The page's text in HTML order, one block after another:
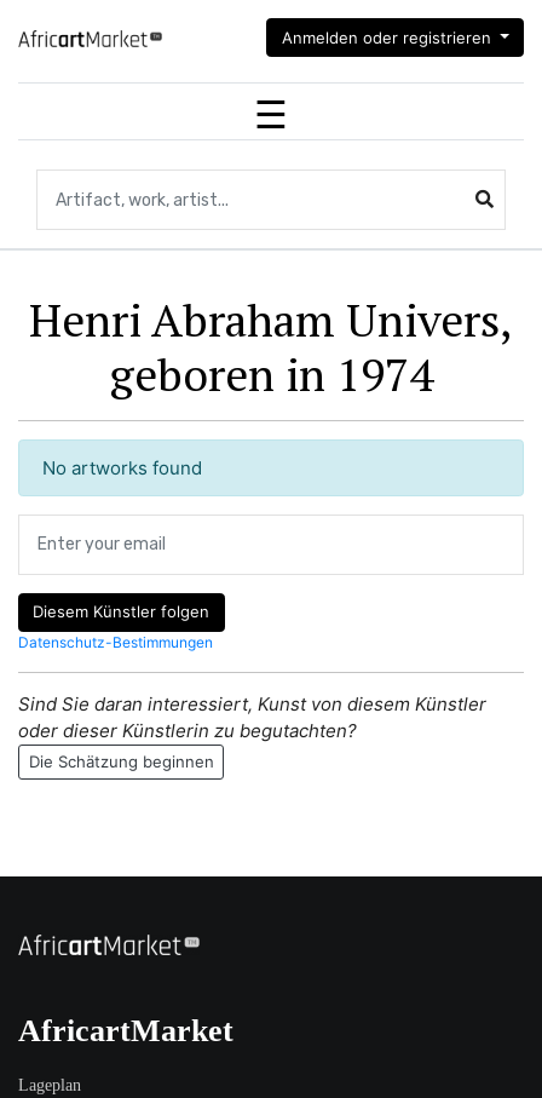
Anmelden oder registrieren
Henri Abraham Univers,
geboren in 1974
No artworks found
Diesem Künstler folgen
Datenschutz-Bestimmungen
Sind Sie daran interessiert, Kunst von diesem Künstler
oder dieser Künstlerin zu begutachten?
Die Schätzung beginnen
AfricartMarket
Lageplan